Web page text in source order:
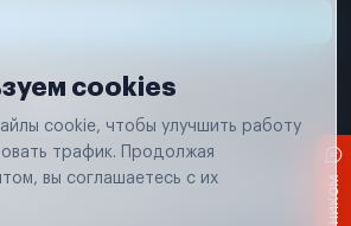
Удаление аккаунта
на сайте, носит исключительно
статьи 437 (п. 2) Гражданского кодекса
cookies
cookie, чтобы улучшить работу
трафик. Продолжая
вы соглашаетесь с их